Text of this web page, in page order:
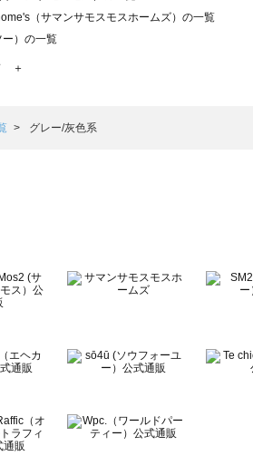
（サマンサモスモスホームズ）の一覧
）の一覧
Mos2（ツハルバイサマンサモスモス）の一覧
（サマンサモスモス ラーゴム）の一覧
べティーズブルー）の一覧
ーティー）の一覧
＋
グレー/灰色系